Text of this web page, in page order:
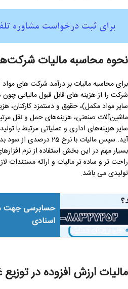
نحوه محاسبه مالیات
برای محاسبه مالیات بر درآمد شرکت های
شرکت را از هزینه های قابل قبول مالیاتی
سایر مواد مکمل)، حقوق و دستمزد کارکنان،
ماشین‌آلات صنعتی، هزینه‌های حمل و نقل
سایر هزینه‌های اداری و عملیاتی مرتبط با
آید. سپس مالیات با نرخ
بسیار مهم در این بخش استفاده از نرم
راحت تر و ساده تر مالیات و ارائه مستندات
تولیدی می باشد.
حسابرسی جهت
اسنادی
مالیات ارزش افزوده در